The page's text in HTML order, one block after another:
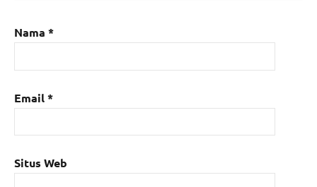
Nama *
Email*
Situs Web